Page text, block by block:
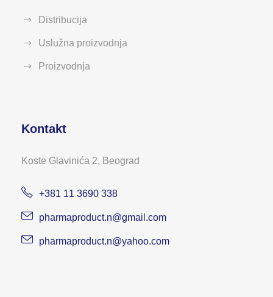
Distribucija
Uslužna proizvodnja
Proizvodnja
Kontakt
Koste Glavinića 2, Beograd
+381 11 3690 338
pharmaproduct.n@gmail.com
pharmaproduct.n@yahoo.com